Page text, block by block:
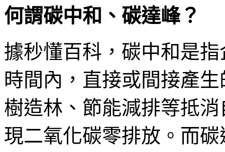
何謂碳中和、碳達峰？
據秒懂百科，碳中和是
時間內，直接或間接產
樹造林、節能減排等抵
現二氧化碳零排放。而